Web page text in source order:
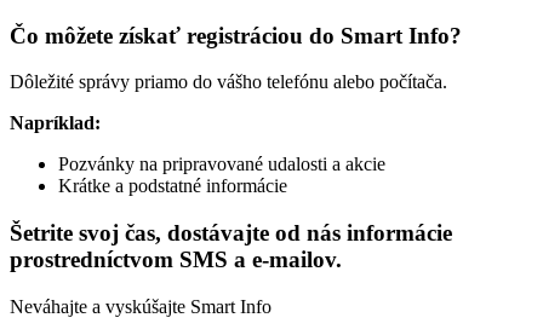
Čo môžete získať registráciou do Smart Info?
Dôležité správy priamo do vášho telefónu alebo počítača.
Napríklad:
Pozvánky na pripravované udalosti a akcie
Krátke a podstatné informácie
Šetrite svoj čas, dostávajte od nás informácie
prostredníctvom SMS a e-mailov.
Neváhajte a vyskúšajte Smart Info